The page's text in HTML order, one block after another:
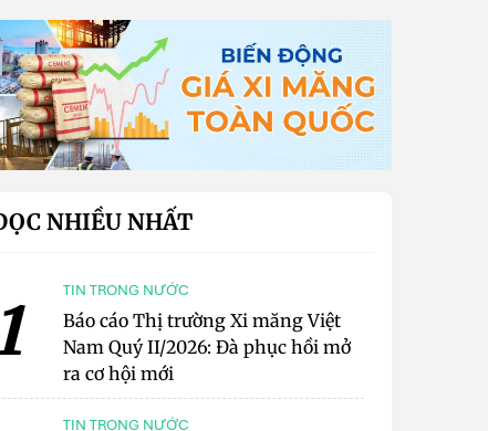
NHIỀU NHẤT
TIN TRONG NƯỚC
Báo cáo Thị trường Xi măng Việt
Nam Quý II/2026: Đà phục hồi mở
ra cơ hội mới
TIN TRONG NƯỚC